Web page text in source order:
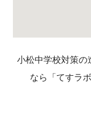
小松中学校対策の
なら「てすラ